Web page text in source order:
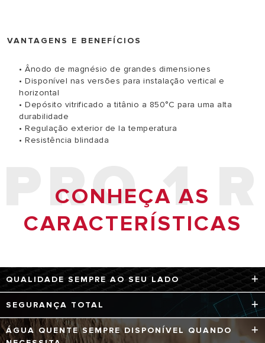
VANTAGENS E BENEFÍCIOS
• Ânodo de magnésio de grandes dimensiones
• Disponível nas versões para instalação vertical e
horizontal
• Depósito vitrificado a titânio a 850°C para uma alta
durabilidade
• Regulação exterior de la temperatura
• Resistência blindada
PRO 1 R
CONHEÇA AS
CARACTERÍSTICAS
QUALIDADE SEMPRE AO SEU LADO
A seleção dos materiais é o segredo da longa duração
dos termoacumuladores Ariston, todos os modelos do
Lydos têm resistência elétrica vitrificada com proteção
anticalcário e anti-corrosão.
SEGURANÇA TOTAL
Os termoacumuladores elétricos Lydos passaram em
todos os testes de segurança necessários para cumprir
ÁGUA QUENTE SEMPRE DISPONÍVEL QUANDO